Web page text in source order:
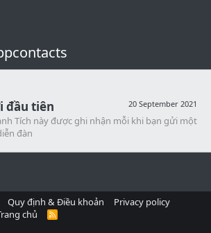
20 September 2021
đầu tiên
Tích này được ghi nhận mỗi khi bạn gửi một
đàn
Quy định & Điều khoản
Privacy policy
chủ
R